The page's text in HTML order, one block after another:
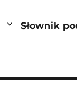
Słownik